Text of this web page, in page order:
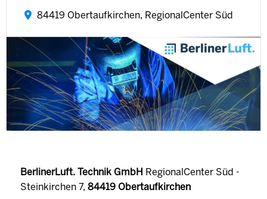
84419 Obertaufkirchen, RegionalCenter Süd
BerlinerLuft. Technik GmbH RegionalCenter Süd -
Steinkirchen 7, 84419 Obertaufkirchen